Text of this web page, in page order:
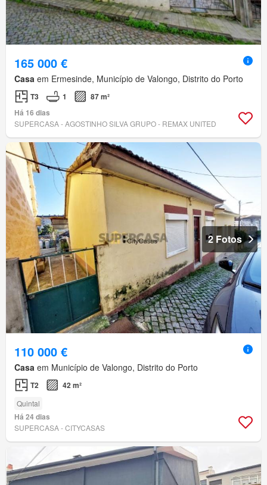
165 000 €
Casa em Ermesinde, Município de Valongo, Distrito do Porto
T3 1
87 m²
Há 16 dias
SUPERCASA - AGOSTINHO SILVA GRUPO - REMAX UNITED
2 Fotos
110 000 €
Casa em Município de Valongo, Distrito do Porto
T2 42 m²
Quintal
Há 24 dias
SUPERCASA - CITYCASAS